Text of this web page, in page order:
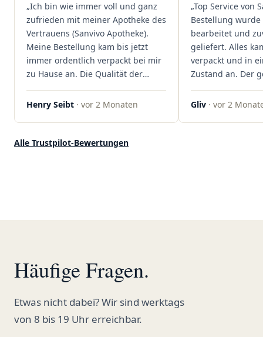
Kundenzufriedenheit an erster
Stelle stehen. Vielen Dank an das
Team von Sanvivo – ich bin
rundum begeistert!"
„Ich bin wie immer voll und ganz
zufrieden mit meiner Apotheke des
Vertrauens (Sanvivo Apotheke).
Meine Bestellung kam bis jetzt
immer ordentlich verpackt bei mir
zu Hause an. Die Qualität der
Blüten ist auch immer auf einem
hohen Niveau, die Auswahl ist
ordentlich gelagert, ich hatte nur
Henry Seibt · vor 2 Monaten
„Top Service von
Bestellung wurde
bearbeitet und
geliefert. Alles
verpackt und in
Zustand an. Der
war
professionell.
Gliv · vor 2
Alle Trustpilot-Bewertungen
Häufige Fragen.
Etwas nicht dabei? Wir sind werktags
von 8 bis 19 Uhr erreichbar.